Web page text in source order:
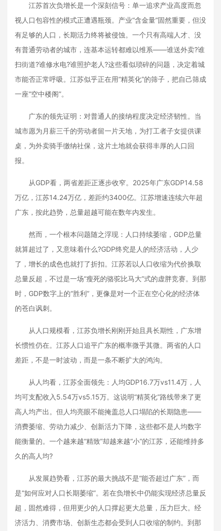
江苏首次负增长是一个深刻信号：单一追求产业高度而忽
视人口包容性的模式正遭遇瓶颈。产业“含金量”固然重要，但没
有足够的人口，长期活力终将被侵蚀。一个只有高端人才、没
有普通劳动者的城市，连基本运转都难以维系——谁送外卖?谁
扫街道?谁修水电?谁照护老人?这些看似琐碎的问题，决定着城
市能否正常呼吸。江苏似乎正在用“精英化”的筛子，把自己筛成
一座“空中楼阁”。
广东的领先证明：对普通人的接纳程度决定经济韧性。当
城市愿为月薪三千的劳动者留一片天地，为打工者子女提供课
桌，为外卖骑手缴纳社保，这片土地就会获得丰厚的人口回
报。
从GDP看，两省差距正逐步收窄。2025年广东GDP14.58
万亿，江苏14.24万亿，差距约3400亿。江苏增速连续六年超
广东，按此趋势，总量超越可能在数年内发生。
然而，一个根本问题随之浮现：人口持续萎缩，GDP总量
就算超过了，又意味着什么?GDP终究是人的经济活动，人少
了，增长的成色也就打了折扣。江苏若以人口收缩为代价换取
总量反超，不过是一场“瘦死的骆驼比马大”式的虚胖竞赛。到那
时，GDP数字上的“胜利”，更像是对一个正在空心化的经济体
的苍白讽刺。
从人口规模看，江苏负增长刚刚开始且具长期性，广东增
长惯性仍在。江苏人口追平广东的概率微乎其微。两省的人口
差距，不是一时波动，而是一条不断扩大的鸿沟。
从人均看，江苏全面领先：人均GDP16.7万vs11.4万，人
均可支配收入5.54万vs5.15万。这说明“精英化”路线带来了更
高人均产出。但人均亮眼不能掩盖总人口塌陷的长期隐患——
消费萎缩、劳动力减少、创新活力下降，这些都不是人均数字
能衡量的。一个越来越“精致”却越来越“小”的江苏，还能维持多
久的高人均?
从发展趋势看，江苏的最大挑战不是“能否超过广东”，而
是“如何应对人口长期萎缩”。若在负增长中仍能实现经济总量反
超，固然难得，但用更少的人口撑起更大总量，压力巨大。经
济活力、消费市场、创新生态都会受到人口收缩的制约。到那